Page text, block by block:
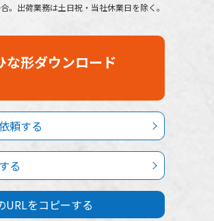
出荷業務は土日祝・当社休業日を除く。
な形ダウンロード
頼する
る
URLをコピーする